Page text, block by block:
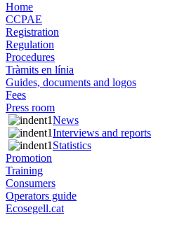
Home
CCPAE
Registration
Regulation
Procedures
Tràmits en línia
Guides, documents and logos
Fees
Press room
News
Interviews and reports
Statistics
Promotion
Training
Consumers
Operators guide
Ecosegell.cat